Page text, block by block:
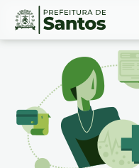
Ir
Conteúdo